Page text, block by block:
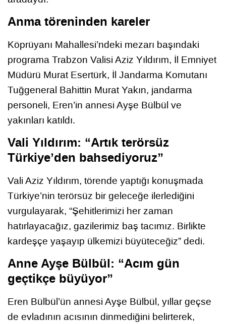
Anma töreninden kareler
Köprüyanı Mahallesi’ndeki mezarı başındaki
programa Trabzon Valisi Aziz Yıldırım, İl Emniyet
Müdürü Murat Esertürk, İl Jandarma Komutanı
Tuğgeneral Bahittin Murat Yakın, jandarma
personeli, Eren’in annesi Ayşe Bülbül ve
yakınları katıldı.
Vali Yıldırım: “Artık terörsüz
Türkiye’den bahsediyoruz”
Vali Aziz Yıldırım, törende yaptığı konuşmada
Türkiye’nin terörsüz bir geleceğe ilerlediğini
vurgulayarak, “Şehitlerimizi her zaman
hatırlayacağız, gazilerimiz baş tacımız. Birlikte
kardeşçe yaşayıp ülkemizi büyüteceğiz” dedi.
Anne Ayşe Bülbül: “Acım gün
geçtikçe büyüyor”
Eren Bülbül’ün annesi Ayşe Bülbül, yıllar geçse
de evladının acısının dinmediğini belirterek,